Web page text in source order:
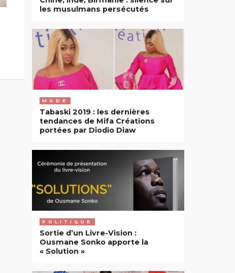
les musulmans persécutés
MODE
Tabaski 2019 : les dernières
tendances de Mifa Créations
portées par Diodio Diaw
POLITIQUE
Sortie d’un Livre-Vision :
Ousmane Sonko apporte la
« Solution »